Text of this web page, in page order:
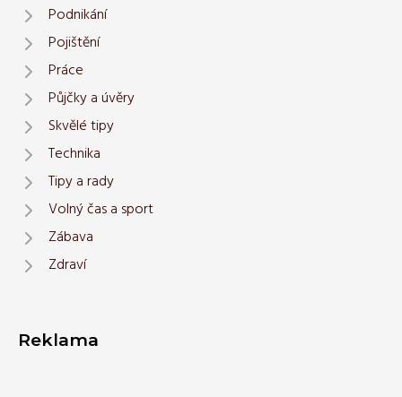
Podnikání
Pojištění
Práce
Půjčky a úvěry
Skvělé tipy
Technika
Tipy a rady
Volný čas a sport
Zábava
Zdraví
Reklama